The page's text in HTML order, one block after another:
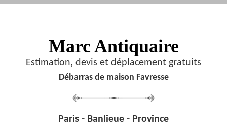
Marc Antiquaire
Estimation, devis et déplacement gratuits
Débarras de maison Favresse
Paris - Banlieue - Province